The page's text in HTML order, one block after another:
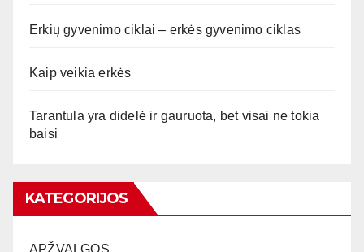
Erkių gyvenimo ciklai – erkės gyvenimo ciklas
Kaip veikia erkės
Tarantula yra didelė ir gauruota, bet visai ne tokia
baisi
KATEGORIJOS
APŽVALGOS